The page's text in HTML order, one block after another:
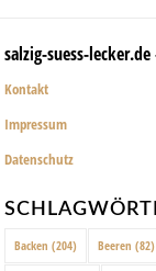
salzig-suess-
Kontakt
Impressum
Datenschutz
Backen (204) Beeren (82)